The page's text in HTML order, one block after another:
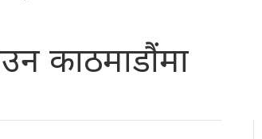
काठमाडौंमा